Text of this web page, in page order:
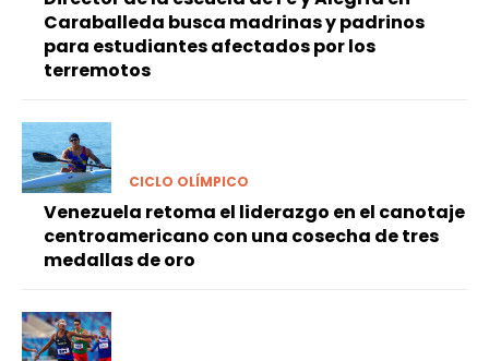
Caraballeda busca madrinas y padrinos
para estudiantes afectados por los
terremotos
CICLO OLÍMPICO
Venezuela retoma el liderazgo en el canotaje
centroamericano con una cosecha de tres
medallas de oro